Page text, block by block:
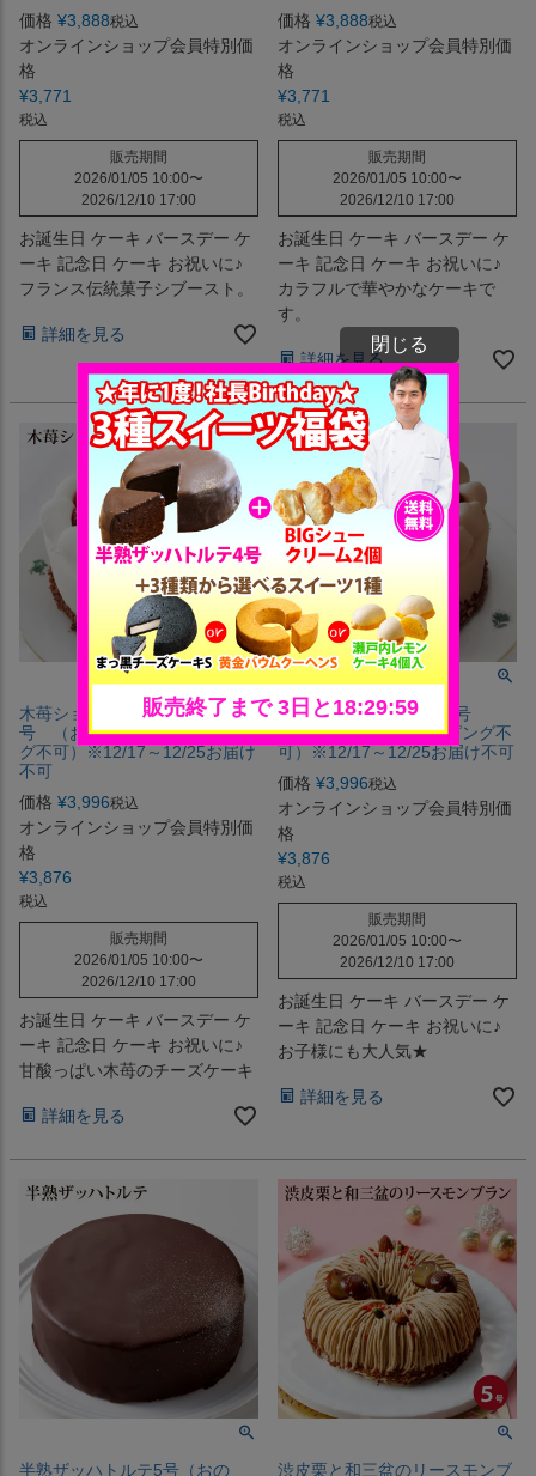
価格 ¥3,888税込
オンラインショップ会員特別価
格
¥3,771
税込
販売期間
2026/01/05 10:00〜
2026/12/10 17:00
お誕生日 ケーキ バースデー ケ
ーキ 記念日 ケーキ お祝いに♪
フランス伝統菓子シブースト。
詳細を見る
価格 ¥3,888税込
オンラインショップ会員特別価
格
¥3,771
税込
販売期間
2026/01/05 10:00〜
2026/12/10 17:00
お誕生日 ケーキ バースデー ケ
ーキ 記念日 ケーキ お祝いに♪
カラフルで華やかなケーキで
す。
詳細を見る
木苺ショートフロマージュ4
号 （おのし・包装・ラッピン
グ不可）※12/17～12/25お届け
不可
価格 ¥3,996税込
オンラインショップ会員特別価
格
¥3,876
税込
販売期間
2026/01/05 10:00〜
2026/12/10 17:00
お誕生日 ケーキ バースデー ケ
ーキ 記念日 ケーキ お祝いに♪
甘酸っぱい木苺のチーズケーキ
詳細を見る
木苺ショコラショート4号
（おのし・包装・ラッピング不
可）※12/17～12/25お届け不可
価格 ¥3,996税込
オンラインショップ会員特別価
格
¥3,876
税込
販売期間
2026/01/05 10:00〜
2026/12/10 17:00
お誕生日 ケーキ バースデー ケ
ーキ 記念日 ケーキ お祝いに♪
お子様にも大人気★
詳細を見る
半熟ザッハトルテ5号（おの
渋皮栗と和三盆のリースモンブ
閉じる